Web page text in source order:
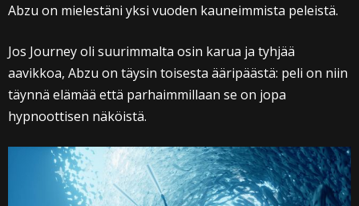
Abzu on mielestäni yksi vuoden kauneimmista peleistä.
Jos Journey oli suurimmalta osin karua ja tyhjää
aavikkoa, Abzu on täysin toisesta ääripäästä: peli on niin
täynnä elämää että parhaimmillaan se on jopa
hypnoottisen näköistä.